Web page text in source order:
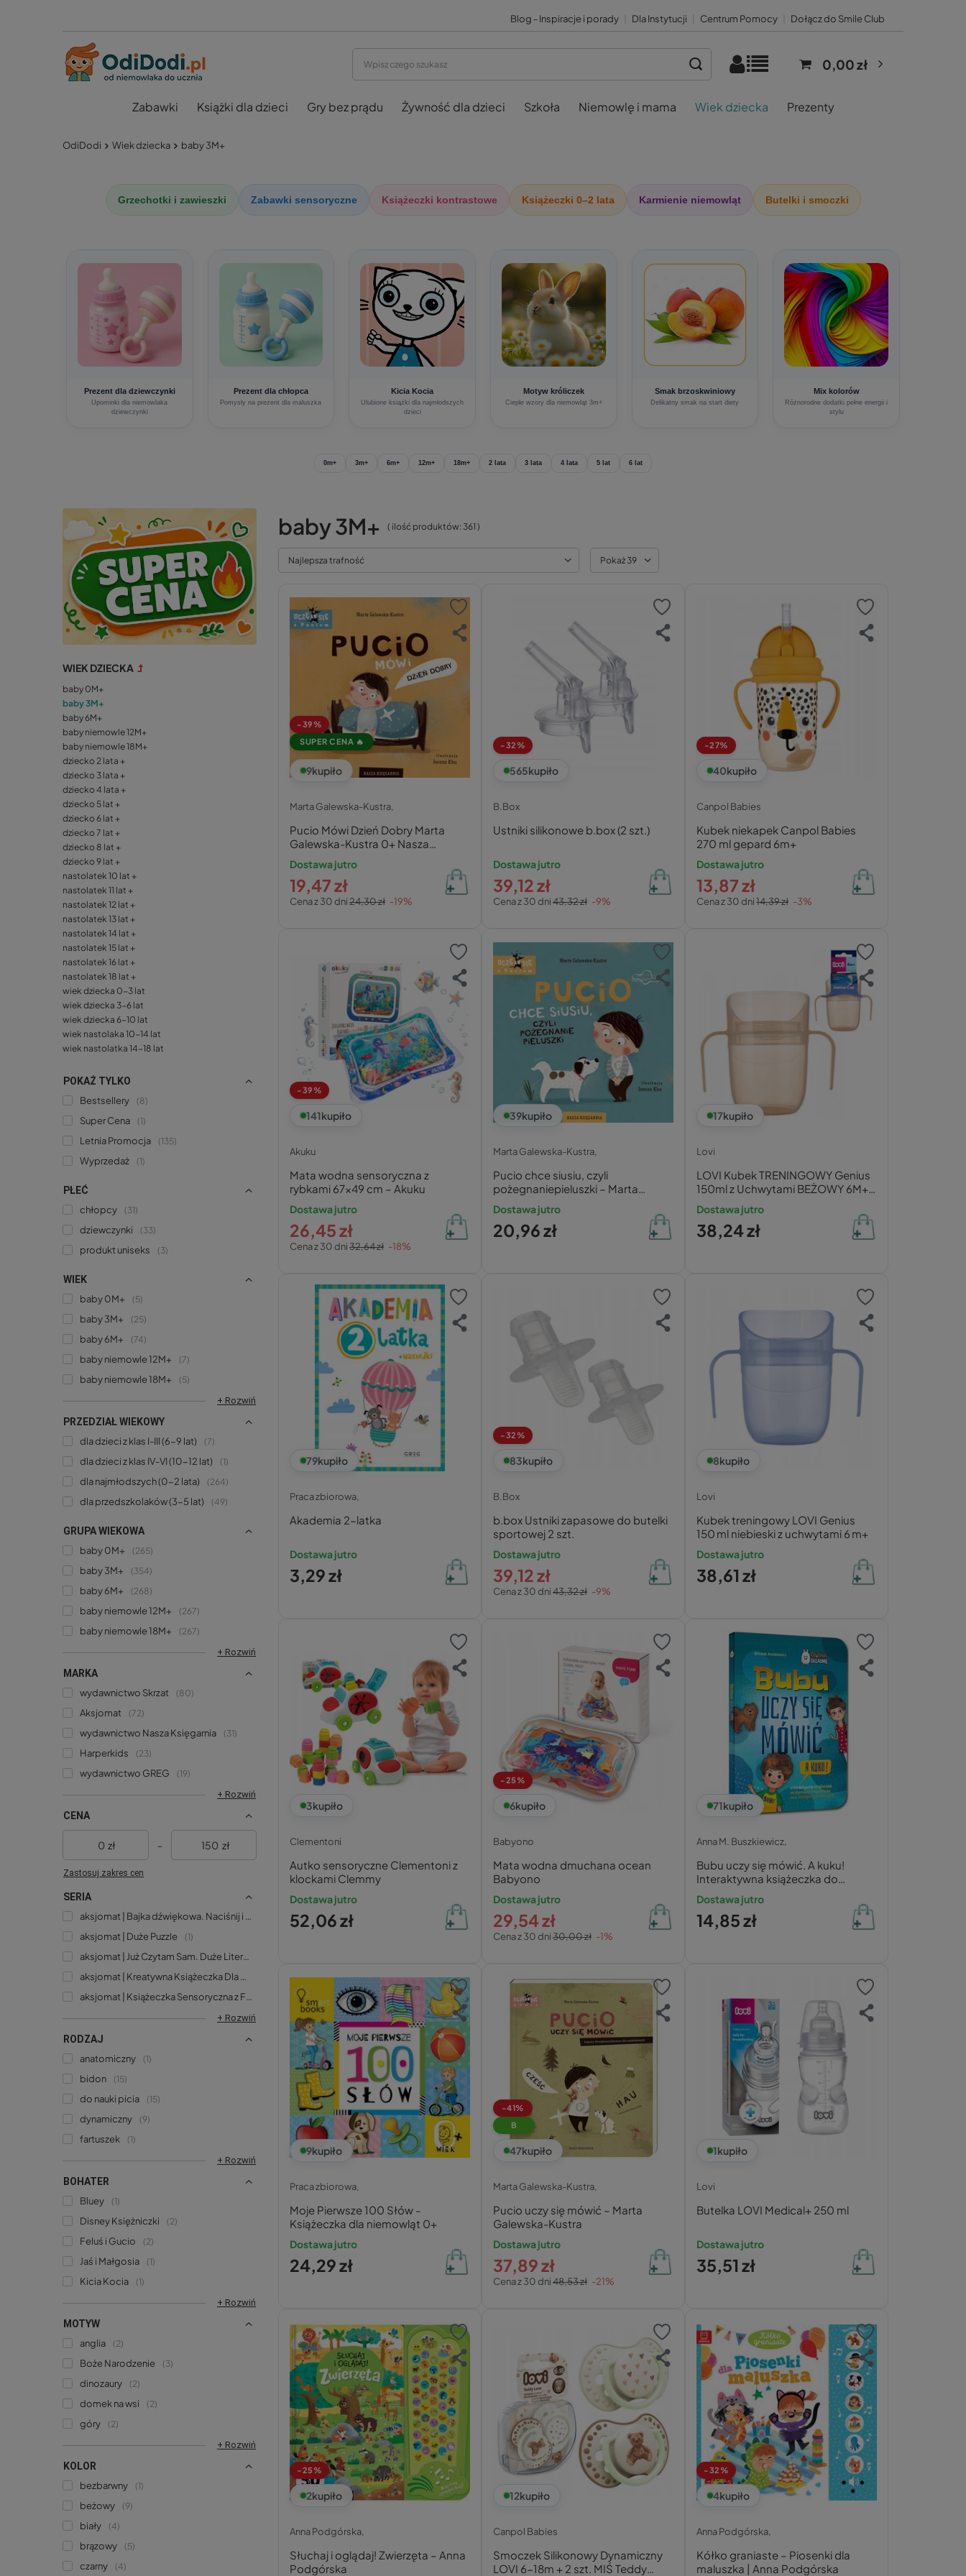
Blog - Inspiracje i porady Dla Instytucji Centrum Pomocy Dołącz do Smile Club
0,00 zł
Zabawki Książki dla dzieci Gry bez prądu Żywność dla dzieci Szkoła Niemowlę i mama Wiek dziecka Prezenty
OdiDodi Wiek dziecka baby 3M+
Grzechotki i zawieszki Zabawki sensoryczne Książeczki kontrastowe Książeczki 0–2 lata Karmienie niemowląt Butelki i smoczki
Prezent dla dziewczynki
Upominki dla niemowlaka
dziewczynki
Prezent dla chłopca
Pomysły na prezent dla maluszka
Kicia Kocia
Ulubione książki dla najmłodszych
dzieci
Motyw króliczek
Ciepłe wzory dla niemowląt 3m+
Smak brzoskwiniowy
Delikatny smak na start diety
Mix kolorów
Różnorodne dodatki pełne energii i
stylu
0m+ 3m+ 6m+ 12m+ 18m+ 2 lata 3 lata 4 lata 5 lat 6 lat
WIEK DZIECKA
baby 0M+
baby 3M+
baby 6M+
baby niemowle 12M+
baby niemowle 18M+
dziecko 2 lata +
dziecko 3 lata +
dziecko 4 lata +
dziecko 5 lat +
dziecko 6 lat +
dziecko 7 lat +
dziecko 8 lat +
dziecko 9 lat +
nastolatek 10 lat +
nastolatek 11 lat +
nastolatek 12 lat +
nastolatek 13 lat +
nastolatek 14 lat +
nastolatek 15 lat +
nastolatek 16 lat +
nastolatek 18 lat +
wiek dziecka 0-3 lat
wiek dziecka 3-6 lat
wiek dziecka 6-10 lat
wiek nastolaka 10-14 lat
wiek nastolatka 14-18 lat
POKAŻ TYLKO
Bestsellery
8
Super Cena 1
Letnia Promocja 135
Wyprzedaż 1
PŁEĆ
chłopcy
31
dziewczynki 33
produkt uniseks 3
WIEK
baby 0M+
5
baby 3M+ 25
baby 6M+ 74
baby niemowle 12M+ 7
baby niemowle 18M+
5
+ Rozwiń
PRZEDZIAŁ WIEKOWY
dla dzieci z klas I-III (6-9 lat)
7
dla dzieci z klas IV-VI (10-12 lat) 1
dla najmłodszych (0-2 lata) 264
dla przedszkolaków (3-5 lat) 49
GRUPA WIEKOWA
baby 0M+
265
baby 3M+ 354
baby 6M+ 268
baby niemowle 12M+ 267
baby niemowle 18M+
267
+ Rozwiń
MARKA
wydawnictwo Skrzat
80
Aksjomat 72
wydawnictwo Nasza Księgarnia 31
Harperkids 23
wydawnictwo GREG
19
+ Rozwiń
CENA
zł - zł
Zastosuj zakres cen
SERIA
aksjomat | Bajka dźwiękowa. Naciśnij i posłuchaj!
4
aksjomat | Duże Puzzle 1
aksjomat | Już Czytam Sam. Duże Litery i Podział Na Sylaby
aksjomat | Kreatywna Książeczka Dla Małego Artysty 1
aksjomat | Książeczka Sensoryczna z Filcowymi Naklejkami
1
+ Rozwiń
RODZAJ
anatomiczny
1
bidon 15
do nauki picia 15
dynamiczny 9
fartuszek
1
+ Rozwiń
BOHATER
Bluey
1
Disney Księżniczki 2
Feluś i Gucio 2
Jaś i Małgosia 1
Kicia Kocia
1
+ Rozwiń
MOTYW
anglia
2
Boże Narodzenie 3
dinozaury 2
domek na wsi 2
góry
2
+ Rozwiń
KOLOR
bezbarwny
1
beżowy 9
biały 4
brązowy 5
czarny 4
baby 3M+ ( ilość produktów: 361 )
Najlepsza trafność Pokaż 39
-39%
SUPER CENA 🔥
9kupiło
Marta Galewska-Kustra,
Pucio Mówi Dzień Dobry Marta
Galewska-Kustra 0+ Nasza
Księgarnia
Dostawa jutro
Cena z 30 dni24,30 zł -19%
19,47 zł
-32%
565kupiło
B.Box
Ustniki silikonowe b.box (2 szt.)
Dostawa jutro
Cena z 30 dni43,32 zł -9%
39,12 zł
-27%
40kupiło
Canpol Babies
Kubek niekapek Canpol Babies
270 ml gepard 6m+
Dostawa jutro
Cena z 30 dni14,39 zł -3%
13,87 zł
-39%
141kupiło
Akuku
Mata wodna sensoryczna z
rybkami 67x49 cm – Akuku
Dostawa jutro
Cena z 30 dni32,64 zł -18%
26,45 zł
39kupiło
Marta Galewska-Kustra,
Pucio chce siusiu, czyli
pożegnaniepieluszki – Marta
Galewska-Kustra
Dostawa jutro
20,96 zł
17kupiło
Lovi
LOVI Kubek TRENINGOWY Genius
150ml z Uchwytami BEŻOWY 6M+
35/368_bei
Dostawa jutro
38,24 zł
79kupiło
Praca zbiorowa,
Akademia 2-latka
Dostawa jutro
3,29 zł
-32%
83kupiło
B.Box
b.box Ustniki zapasowe do butelki
sportowej 2 szt.
Dostawa jutro
Cena z 30 dni43,32 zł -9%
39,12 zł
8kupiło
Lovi
Kubek treningowy LOVI Genius
150 ml niebieski z uchwytami 6 m+
Dostawa jutro
38,61 zł
3kupiło
Clementoni
Autko sensoryczne Clementoni z
klockami Clemmy
Dostawa jutro
52,06 zł
-25%
6kupiło
Babyono
Mata wodna dmuchana ocean
Babyono
Dostawa jutro
Cena z 30 dni30,00 zł -1%
29,54 zł
71kupiło
Anna M. Buszkiewicz,
Bubu uczy się mówić. A kuku!
Interaktywna książeczka do
stymulacji mowy dziecka od 6.
miesiąca do 3. roku życia
Dostawa jutro
14,85 zł
9kupiło
Praca zbiorowa,
Moje Pierwsze 100 Słów -
Książeczka dla niemowląt 0+
Dostawa jutro
24,29 zł
-41%
B
47kupiło
Marta Galewska-Kustra,
Pucio uczy się mówić – Marta
Galewska-Kustra
Dostawa jutro
Cena z 30 dni48,53 zł -21%
37,89 zł
1kupiło
Lovi
Butelka LOVI Medical+ 250 ml
Dostawa jutro
35,51 zł
-25%
2kupiło
Anna Podgórska,
Słuchaj i oglądaj! Zwierzęta – Anna
Podgórska
12kupiło
Canpol Babies
Smoczek Silikonowy Dynamiczny
LOVI 6-18m + 2 szt. MIŚ Teddy
-32%
4kupiło
Anna Podgórska,
Kółko graniaste – Piosenki dla
maluszka | Anna Podgórska